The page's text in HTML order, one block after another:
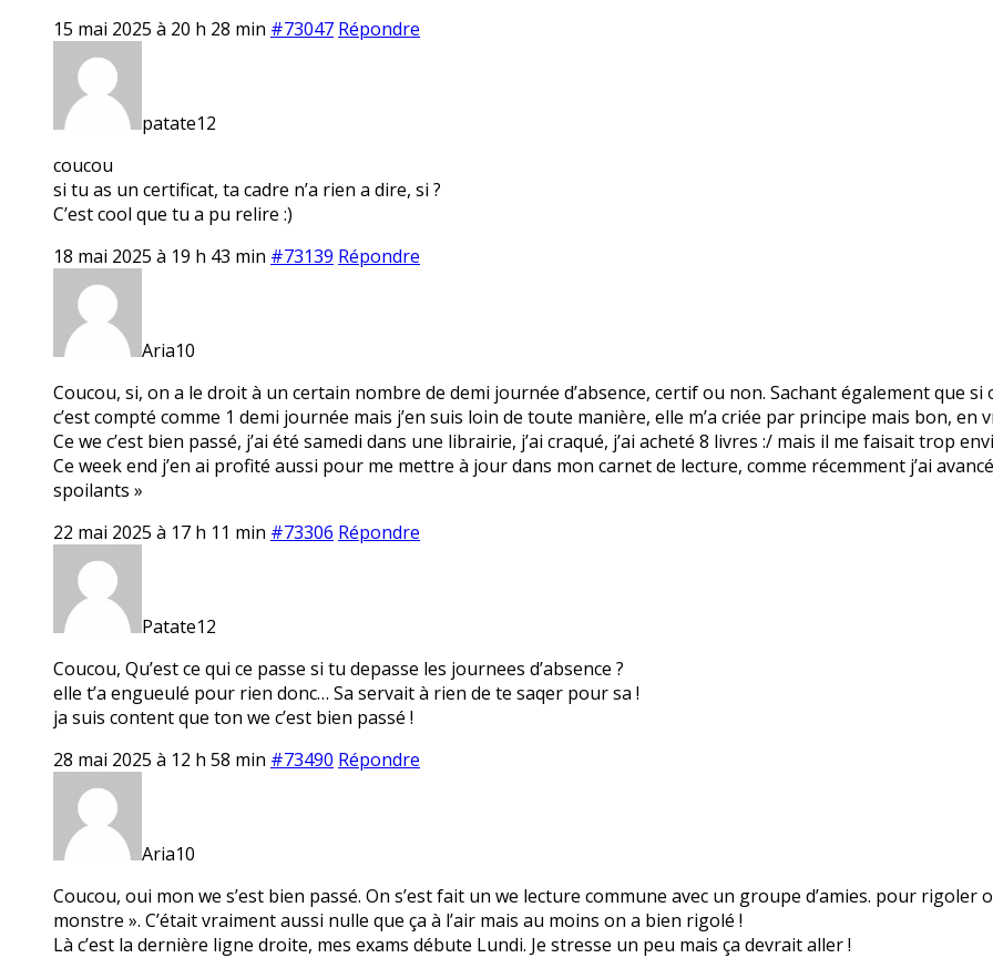
15 mai 2025 à 20 h 28 min #73047 Répondre
patate12
coucou
si tu as un certificat, ta cadre n’a rien a dire, si ?
C’est cool que tu a pu relire :)
18 mai 2025 à 19 h 43 min #73139 Répondre
Aria10
Coucou, si, on a le droit à un certain nombre de demi journée d’absence, certif ou non. Sachant également que si
c’est compté comme 1 demi journée mais j’en suis loin de toute manière, elle m’a criée par principe mais bon, en
Ce we c’est bien passé, j’ai été samedi dans une librairie, j’ai craqué, j’ai acheté 8 livres :/ mais il me faisait trop
Ce week end j’en ai profité aussi pour me mettre à jour dans mon carnet de lecture, comme récemment j’ai
spoilants »
22 mai 2025 à 17 h 11 min #73306 Répondre
Patate12
Coucou, Qu’est ce qui ce passe si tu depasse les journees d’absence ?
elle t’a engueulé pour rien donc… Sa servait à rien de te saqer pour sa !
ja suis content que ton we c’est bien passé !
28 mai 2025 à 12 h 58 min #73490 Répondre
Aria10
Coucou, oui mon we s’est bien passé. On s’est fait un we lecture commune avec un groupe d’amies. pour rigoler
monstre ». C’était vraiment aussi nulle que ça à l’air mais au moins on a bien rigolé !
Là c’est la dernière ligne droite, mes exams débute Lundi. Je stresse un peu mais ça devrait aller !